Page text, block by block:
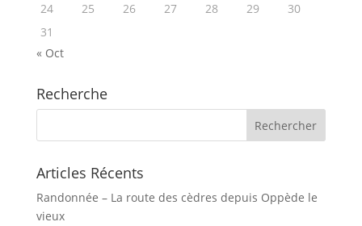
24
25 26 27 28 29
30
31
« Oct
Recherche
Articles Récents
Randonnée – La route des cèdres depuis Oppède le
vieux